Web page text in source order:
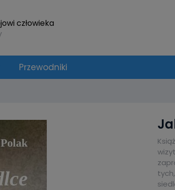
człowieka
Przewodniki